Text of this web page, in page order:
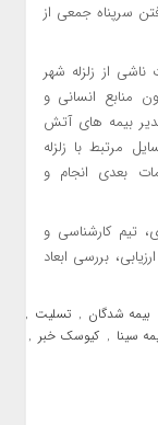
سرپناه جمعی از
از زلزله شهر
منابع انسانی و
بیمه های آتش
مرتبط با زلزله
بعدی انجام و
تیم کارشناسی و
بررسی ابعاد
بیمه شدگان , تسلیت ,
سینا , کیوسک خبر ,